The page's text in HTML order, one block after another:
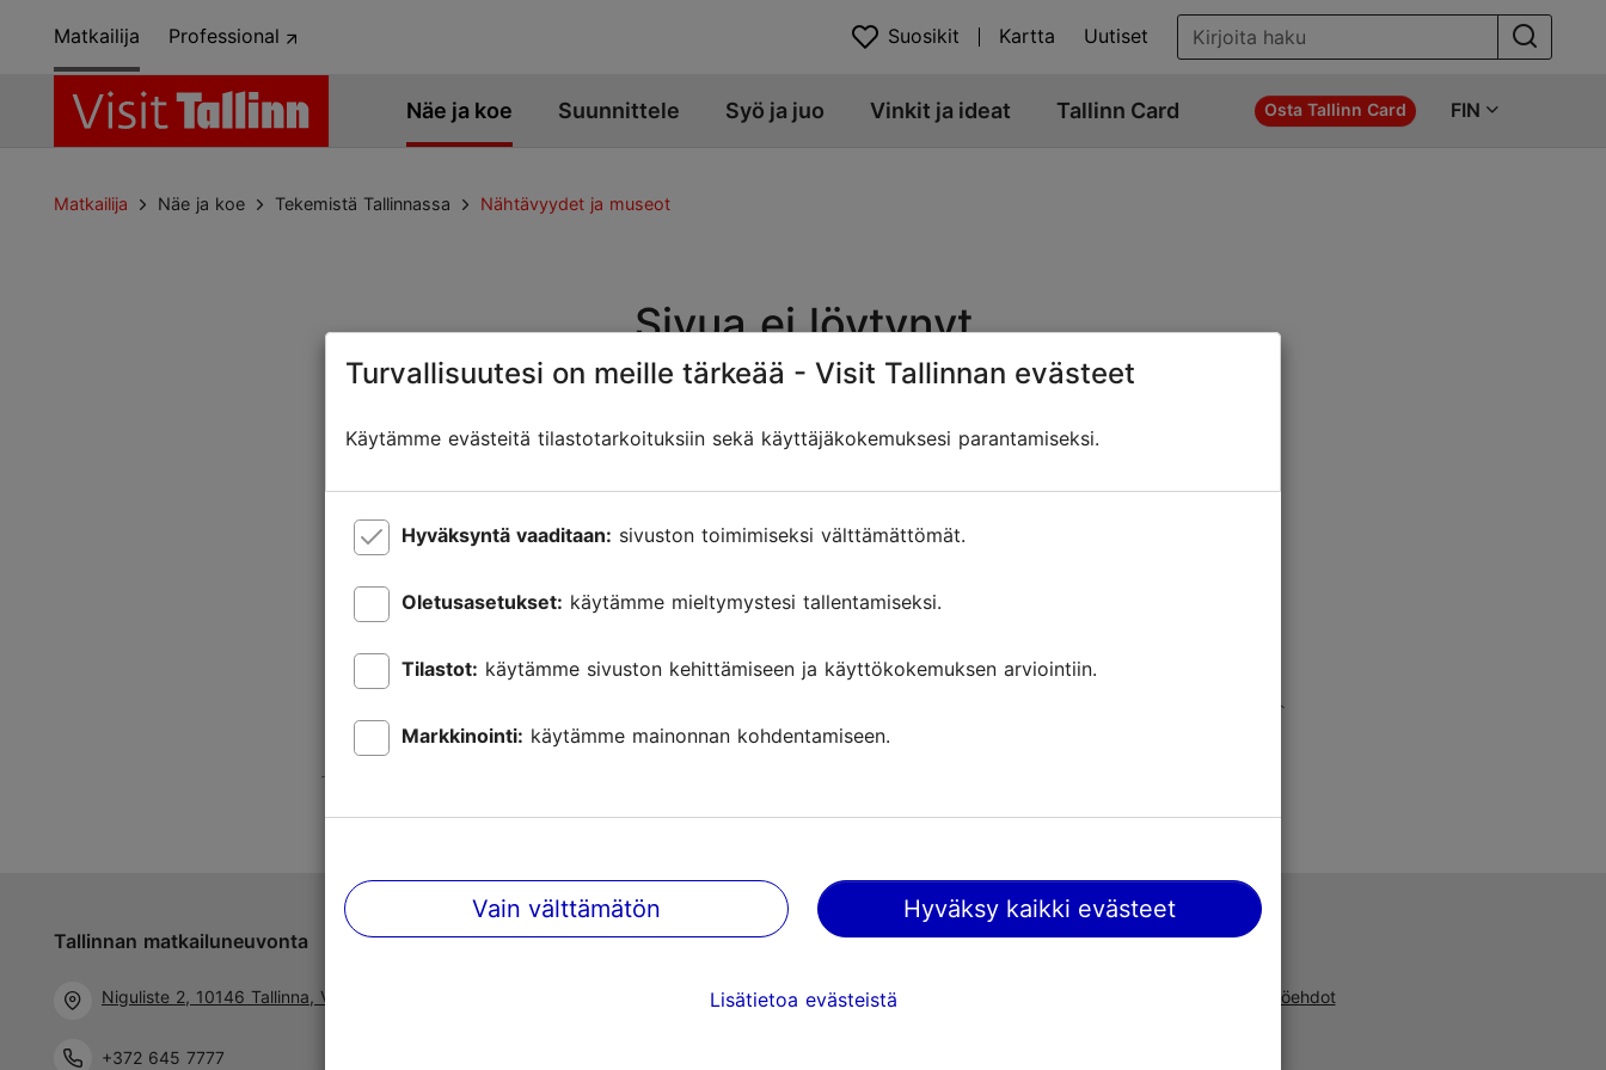
Matkailija Professional Suosikit Kartta Uutiset
Näe ja koe Suunnittele Syö ja juo Vinkit ja ideat Tallinn Card Osta Tallinn Card FIN
Matkailija Näe ja koe Tekemistä Tallinnassa Nähtävyydet ja museot
Sivua ei löytynyt
Tallinnan matkailuneuvonta
Niguliste 2, 10146 Tallinna, Viro
+372 645 7777
Tallinnassa tapahtuu
Saa tietoa tulevista tapahtumista, uusista
Tuki
Käyttöehdot
Turvallisuutesi on meille tärkeää - Visit Tallinnan evästeet
Käytämme evästeitä tilastotarkoituksiin sekä käyttäjäkokemuksesi parantamiseksi.
Hyväksyntä vaaditaan: sivuston toimimiseksi välttämättömät.
Oletusasetukset: käytämme mieltymystesi tallentamiseksi.
Tilastot: käytämme sivuston kehittämiseen ja käyttökokemuksen arviointiin.
Markkinointi: käytämme mainonnan kohdentamiseen.
Vain välttämätön Hyväksy kaikki evästeet
Lisätietoa evästeistä